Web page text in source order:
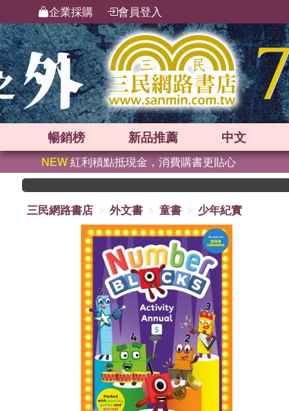
企業採購 會員登入
暢銷榜 新品推薦 中文
NEW紅利積點抵現金，消費購書更貼心
三民網路書店
外文書 童書 少年紀實